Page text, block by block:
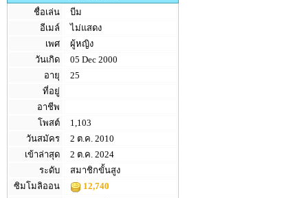
ชื่อเล่น
บีม
อีเมล์
ไม่แสดง
เพศ
ผู้หญิง
วันเกิด
05 Dec 2000
อายุ
25
ที่อยู่
อาชีพ
โพสต์
1,103
วันสมัคร
2 ต.ค. 2010
เข้าล่าสุด
2 ต.ค. 2024
ระดับ
สมาชิกขั้นสูง
ซิมโมลิออน
12,740